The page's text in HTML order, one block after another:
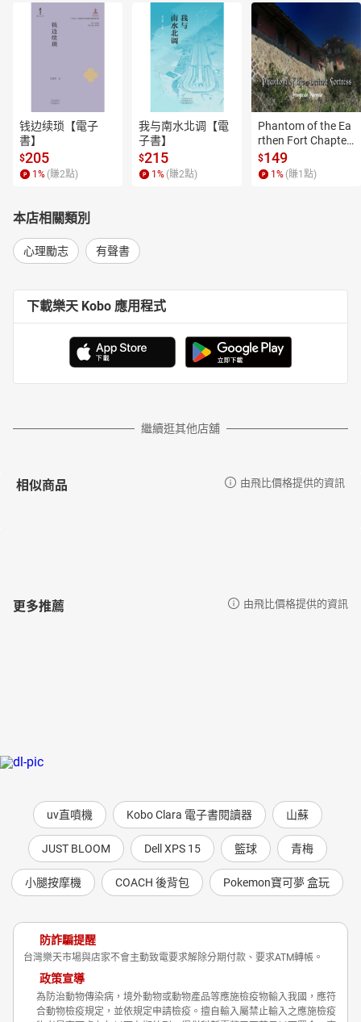
钱边续琐【電子
書】
$205
1 % (賺2點)
我与南水北调【電
子書】
$215
1 % (賺2點)
Phantom of the Ea
rthen Fort Chapter
4【有聲書】
$149
1 % (賺1 點)
本店相關類別
心理勵志 有聲書
下載樂天 Kobo 應用程式
繼續逛其他店舖
相似商品 由飛比價格提供的資訊
更多推薦 由飛比價格提供的資訊
uv直噴機 Kobo Clara 電子書閱讀器 山蘇
JUST BLOOM Dell XPS 15 籃球 青梅
小腿按摩機 COACH 後背包 Pokemon寶可夢 盒玩
防詐騙提醒
台灣樂天市場與店家不會主動致電要求解除分期付款、要求ATM轉帳。
政策宣導
為防治動物傳染病，境外動物或動物產品等應施檢疫物輸入我國，應符
合動物檢疫規定，並依規定申請檢疫。擅自輸入屬禁止輸入之應施檢疫